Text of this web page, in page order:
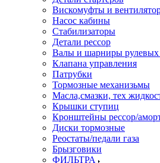
Вискомуфты и
Насос кабины
Стабилизаторы
Детали рессор
Валы и шарниры рулевых
Клапана управления
Патрубки
Тормозные механизьмы
Масла,смазки, тех
Крышки ступиц
Кронштейны рессор/
Диски тормозные
Реостаты/педали газа
Брызговики
ФИЛЬТРА